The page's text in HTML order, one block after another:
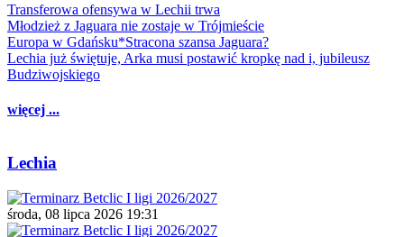
Transferowa ofensywa w Lechii trwa
Młodzież z Jaguara nie zostaje w Trójmieście
Europa w Gdańsku*Stracona szansa Jaguara?
Lechia już świętuje, Arka musi postawić kropkę nad i, jubileusz
Budziwojskiego
więcej ...
Lechia
środa, 08 lipca 2026 19:31